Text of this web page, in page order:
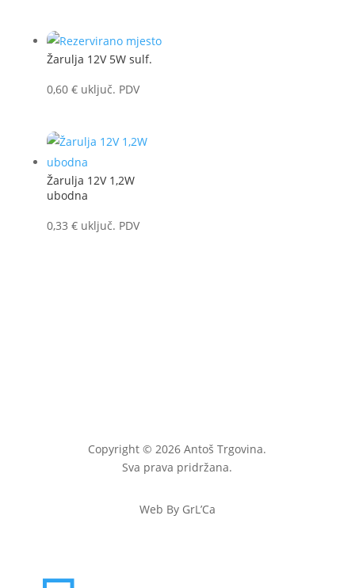
Žarulja 12V 5W sulf.
0,60 € uključ. PDV
Žarulja 12V 1,2W
ubodna
0,33 € uključ. PDV
Copyright © 2026 Antoš Trgovina.
Sva prava pridržana.
Web By GrL’Ca